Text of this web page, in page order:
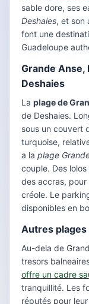
sable dore, ses
Deshaies, et son
font une
Guadeloupe
Grande Anse,
Deshaies
La plage de
de Deshaies.
sous un couvert
turquoise,
a la plage
couple. Des
des accras,
créole. Le
disponibles en
Autres plages
Au-dela de
tresors
offre un cadre
tranquillité. Les
réputés pour